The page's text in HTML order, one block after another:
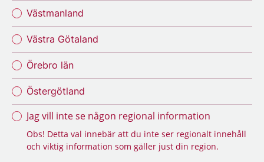
Västmanland
Västra Götaland
Örebro län
Östergötland
Jag vill inte se någon regional information
Obs! Detta val innebär att du inte ser regionalt innehåll
och viktig information som gäller just din region.